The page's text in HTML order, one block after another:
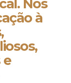
Nos
à
e